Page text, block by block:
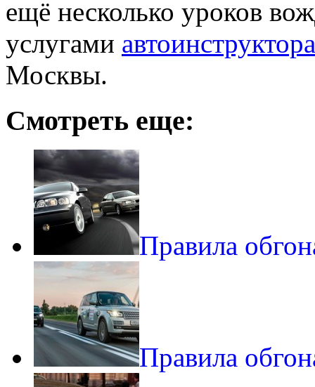
ещё несколько уроков
услугами
Москвы.
Смотреть еще:
Правила
Правила